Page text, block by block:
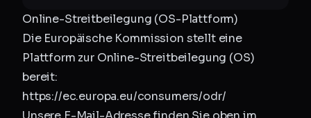
Online-Streitbeilegung (OS-Plattform)
Die Europäische Kommission stellt eine
Plattform zur Online-Streitbeilegung (OS)
bereit:
https://ec.europa.eu/consumers/odr/